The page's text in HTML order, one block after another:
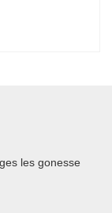
les gonesse